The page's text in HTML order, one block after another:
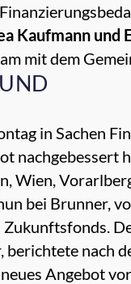
Kaufmann und
mit dem
in Sachen
nachgebessert
Wien,
bei Brunner,
Zukunftsfonds.
berichtete nach
Angebot